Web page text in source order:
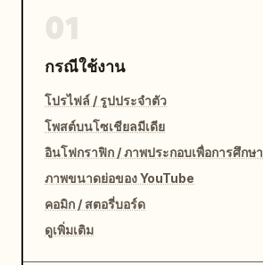
กรณีใช้งาน
โปรไฟล์ / รูปประจำตัว
โพสต์บนโซเชียลมีเดีย
อินโฟกราฟิก / ภาพประกอบเพื่อการศึกษา
ภาพขนาดย่อของ YouTube
คอมิก / สตอรี่บอร์ด
ดูเพิ่มเติม